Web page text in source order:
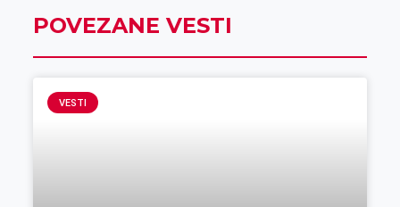
POVEZANE VESTI
VESTI